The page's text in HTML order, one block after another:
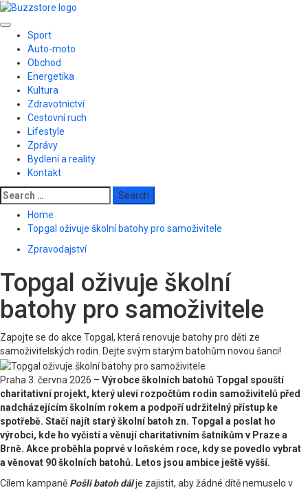
Skip
content
Primary
Menu
Sport
Auto-moto
Obchod
Energetika
Kultura
Zdravotnictví
Cestovní ruch
Lifestyle
Zprávy
Bydlení a reality
Kontakt
Search
for:
Home
Topgal oživuje školní batohy pro samoživitele
Zpravodajství
Topgal oživuje školní
batohy pro samoživitele
Zapojte se do akce Topgal, která renovuje batohy pro děti ze
samoživitelských rodin. Dejte svým starým batohům novou šanci!
Praha 3. června 2026 – Výrobce školních batohů Topgal spouští
charitativní projekt, který uleví rozpočtům rodin samoživitelů před
nadcházejícím školním rokem a podpoří udržitelný přístup ke
spotřebě. Stačí najít starý školní batoh zn. Topgal a poslat ho
výrobci, kde ho vyčistí a věnují charitativním šatníkům v Praze a
Brně. Akce proběhla poprvé v loňském roce, kdy se povedlo vybrat
a věnovat 90 školních batohů. Letos jsou ambice ještě vyšší.
Cílem kampaně Pošli batoh dálje zajistit, aby žádné dítě nemuselo v